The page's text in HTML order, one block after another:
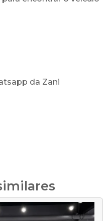
da Zani